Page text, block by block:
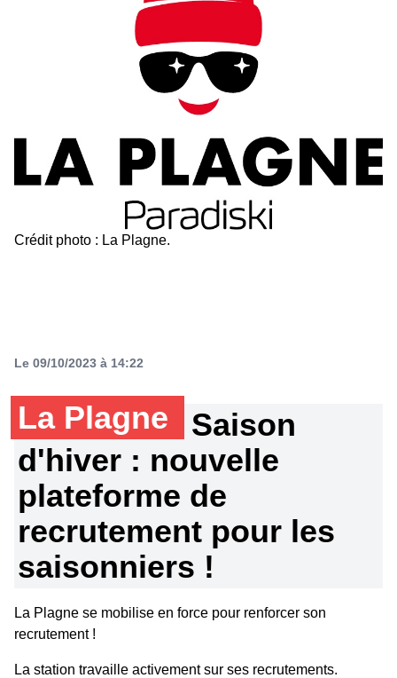
Crédit photo : La Plagne.
Le 09/10/2023 à 14:22
La Plagne
Saison
d'hiver : nouvelle
plateforme de
recrutement pour les
saisonniers !
La Plagne se mobilise en force pour renforcer son
recrutement !
La station travaille activement sur ses recrutements.